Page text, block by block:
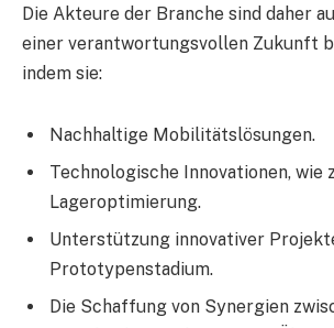
Die Akteure der Branche sind daher
einer verantwortungsvollen Zukunft
indem sie:
Nachhaltige Mobilitätslösungen.
Technologische Innovationen, wie
Lageroptimierung.
Unterstützung innovativer
Prototypenstadium.
Die Schaffung von Synergien